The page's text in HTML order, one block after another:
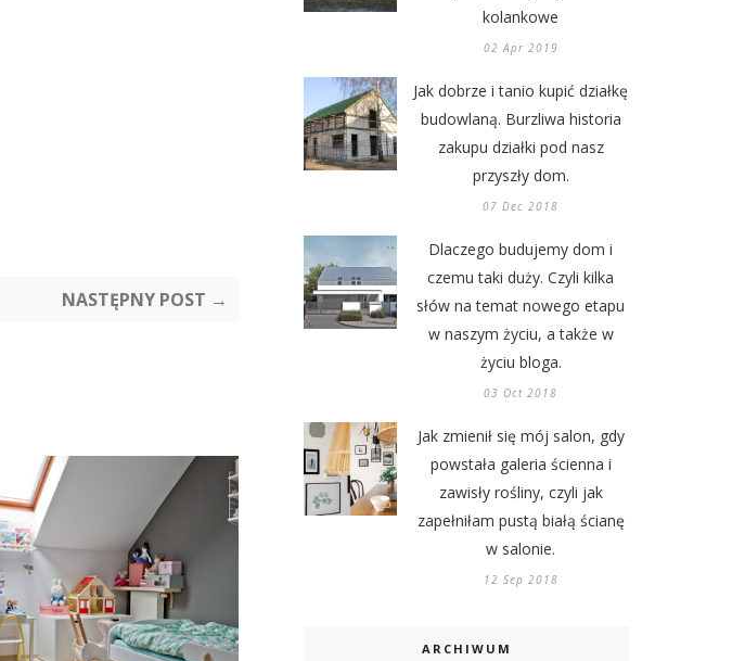
NASTĘPNY POST →
kolankowe
02 Apr 2019
Jak dobrze i tanio kupić działkę
budowlaną. Burzliwa historia
zakupu działki pod nasz
przyszły dom.
07 Dec 2018
Dlaczego budujemy dom i
czemu taki duży. Czyli kilka
słów na temat nowego etapu
w naszym życiu, a także w
życiu bloga.
03 Oct 2018
Jak zmienił się mój salon, gdy
powstała galeria ścienna i
zawisły rośliny, czyli jak
zapełniłam pustą białą ścianę
w salonie.
12 Sep 2018
ARCHIWUM